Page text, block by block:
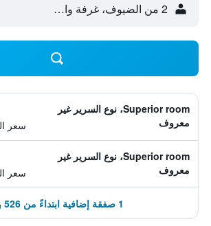
2 من الضيوف، غرفة واحدة
Superior room، نوع السرير غير
معروف
سعر
Superior room، نوع السرير غير
معروف
سعر
1 صفقة إضافية ابتداءً من 526 ﷼